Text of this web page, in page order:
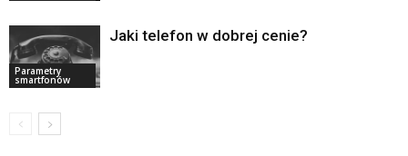
Parametry
smartfonów
Jaki telefon w dobrej cenie?